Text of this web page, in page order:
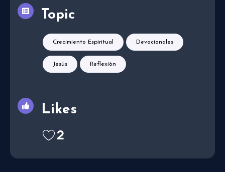
Topic
Crecimiento Espiritual Devocionales
Jesús Reflexión
Likes
2